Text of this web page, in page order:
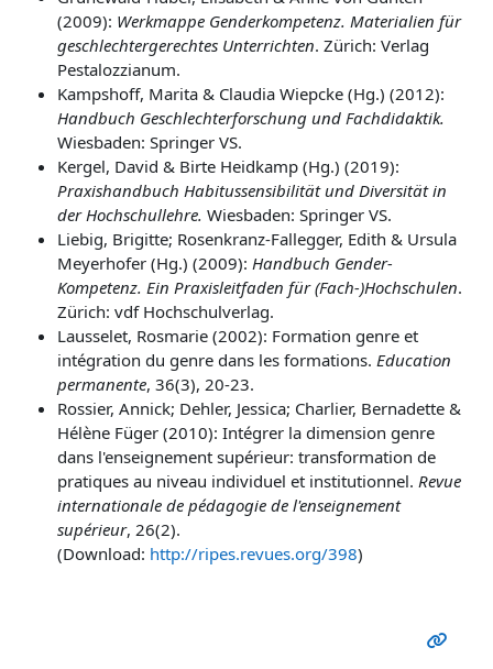
(2009): Werkmappe Genderkompetenz. Materialien für
geschlechtergerechtes Unterrichten. Zürich: Verlag
Pestalozzianum.
Kampshoff, Marita & Claudia Wiepcke (Hg.) (2012):
Handbuch Geschlechterforschung und Fachdidaktik.
Wiesbaden: Springer VS.
Kergel, David & Birte Heidkamp (Hg.) (2019):
Praxishandbuch Habitussensibilität und Diversität in
der Hochschullehre. Wiesbaden: Springer VS.
Liebig, Brigitte; Rosenkranz-Fallegger, Edith & Ursula
Meyerhofer (Hg.) (2009): Handbuch Gender-
Kompetenz. Ein Praxisleitfaden für (Fach-)Hochschulen.
Zürich: vdf Hochschulverlag.
Lausselet, Rosmarie (2002): Formation genre et
intégration du genre dans les formations. Education
permanente, 36(3), 20-23.
Rossier, Annick; Dehler, Jessica; Charlier, Bernadette &
Hélène Füger (2010): Intégrer la dimension genre
dans l'enseignement supérieur: transformation de
pratiques au niveau individuel et institutionnel. Revue
internationale de pédagogie de l'enseignement
supérieur, 26(2).
(Download: http://ripes.revues.org/398)